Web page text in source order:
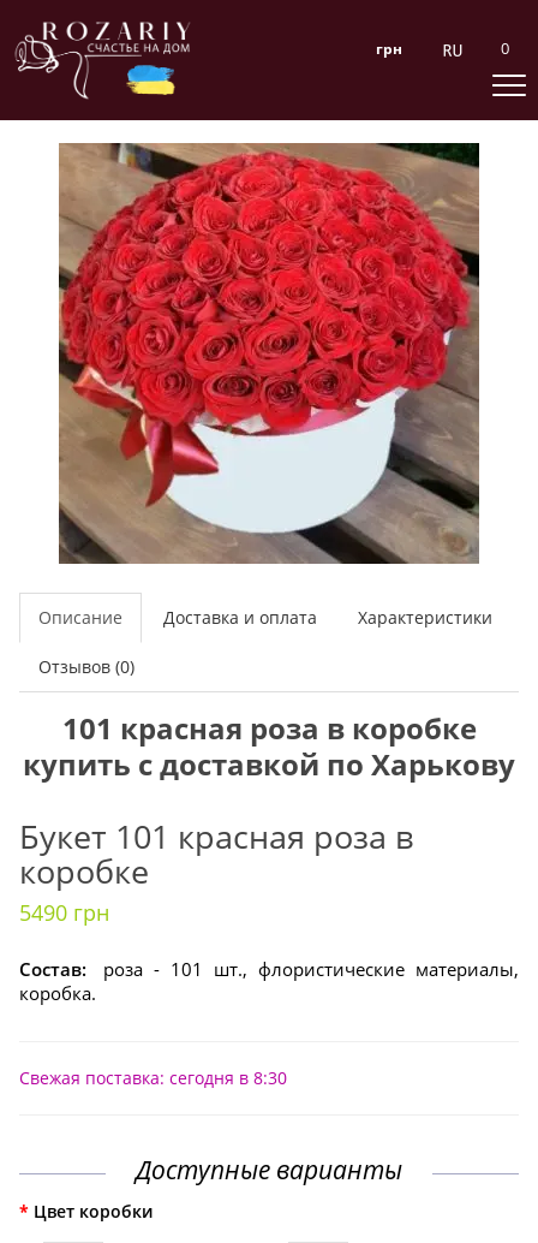
грн 0
Описание Доставка и оплата Характеристики
Отзывов (0)
101 красная роза в коробке
купить с доставкой по Харькову
Букет 101 красная роза в
коробке
5490 грн
Состав:
роза - 101 шт., флористические материалы,
коробка.
Свежая поставка: сегодня в 8:30
Доступные варианты
Цвет коробки